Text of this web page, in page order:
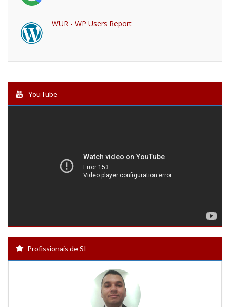
WUR - WP Users Report
YouTube
Profissionais de SI